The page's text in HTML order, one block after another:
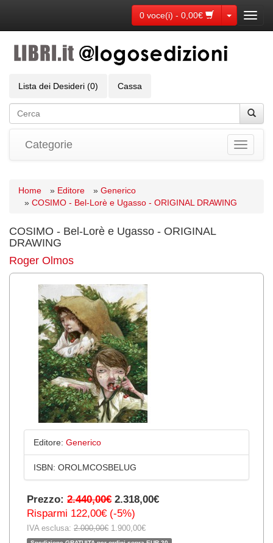
0 voce(i) - 0,00€ Toggle
Lista dei Desideri (0) Cassa
Toggle
Categorie
Home » Editore » Generico
» COSIMO - Bel-Lorè e Ugasso - ORIGINAL DRAWING
COSIMO - Bel-Lorè e Ugasso - ORIGINAL
DRAWING
Roger Olmos
Editore: Generico
ISBN: OROLMCOSBELUG
Prezzo: 2.440,00€ 2.318,00€
Risparmi 122,00€ (-5%)
IVA esclusa: 2.000,00€ 1.900,00€